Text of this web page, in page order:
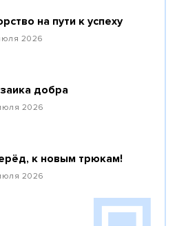
на пути к успеху
2026
добра
2026
к новым трюкам!
2026